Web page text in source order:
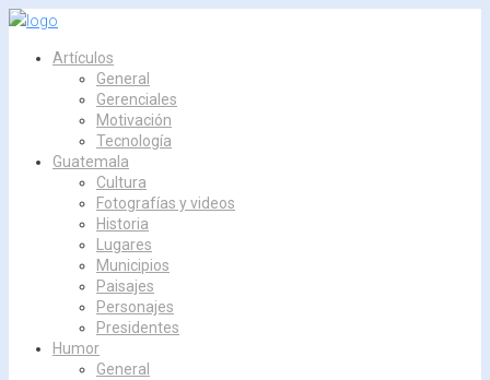
Skip
content
Artículos
General
Gerenciales
Motivación
Tecnología
Guatemala
Cultura
Fotografías y videos
Historia
Lugares
Municipios
Paisajes
Personajes
Presidentes
Humor
General